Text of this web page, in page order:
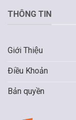
THÔNG TIN
Giới Thiệu
Điều Khoản
Bản quyền